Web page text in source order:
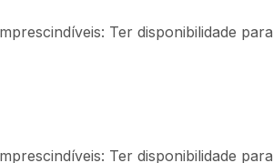
Ter disponibilidade para
Ter disponibilidade para